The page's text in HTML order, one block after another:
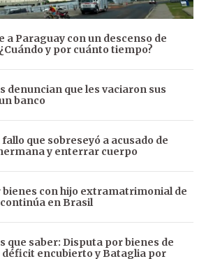
a Paraguay con un descenso de
y por cuánto tiempo?
denuncian que les vaciaron sus
banco
que sobreseyó a acusado de
y enterrar cuerpo
bienes con hijo extramatrimonial de
en Brasil
que saber: Disputa por bienes de
déficit encubierto y Bataglia por